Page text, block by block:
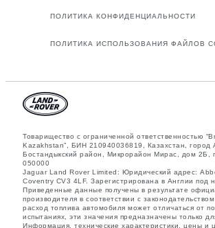
ПОЛИТИКА КОНФИДЕНЦИАЛЬНОСТИ
ПОЛИТИКА ИСПОЛЬЗОВАНИЯ ФАЙЛОВ
Товарищество с ограниченной ответственностью
Kazakhstan”, БИН 210940036819, Казахстан, город
Бостандыкский район, Микрорайон Мирас, дом 2Б,
050000
Jaguar Land Rover Limited: Юридический адрес:
Coventry CV3 4LF. Зарегистрирована в Англии под
Приведенные данные получены в результате
производителя в соответствии с
расход топлива автомобиля может отличаться от
испытаниях, эти значения предназначены только
Информация, технические характеристики, цены и